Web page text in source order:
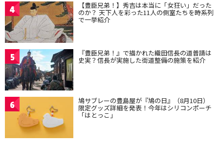
4 【豊臣兄弟！】秀吉は本当に「女狂い」だった
のか？ 天下人を彩った11人の側室たちを時系列
で一挙紹介
5 『豊臣兄弟！』で描かれた織田信長の道普請は
史実？信長が実施した街道整備の施策を紹介
6 鳩サブレーの豊島屋が『鳩の日』（8月10日）
限定グッズ詳細を発表！今年はシリコンポーチ
「はとっこ」